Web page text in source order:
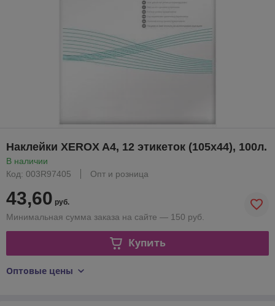
Наклейки XEROX A4, 12 этикеток (105х44), 100л.
В наличии
Код: 003R97405
Опт и розница
43,60 руб.
Минимальная сумма заказа на сайте — 150 руб.
Купить
Оптовые цены